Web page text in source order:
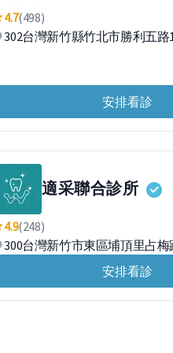
4.7(498)
302台灣新竹縣竹北市勝利五路
安排看診
適采聯合診所
4.9(248)
300台灣新竹市東區埔頂里占梅
安排看診